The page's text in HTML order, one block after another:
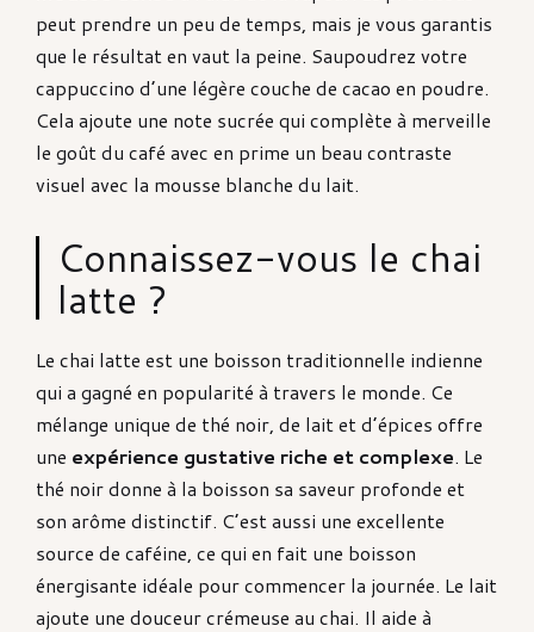
peut prendre un peu de temps, mais je vous garantis
que le résultat en vaut la peine. Saupoudrez votre
cappuccino d’une légère couche de cacao en poudre.
Cela ajoute une note sucrée qui complète à merveille
le goût du café avec en prime un beau contraste
visuel avec la mousse blanche du lait.
Connaissez-vous le chai
latte ?
Le chai latte est une boisson traditionnelle indienne
qui a gagné en popularité à travers le monde. Ce
mélange unique de thé noir, de lait et d’épices offre
une expérience gustative riche et complexe. Le
thé noir donne à la boisson sa saveur profonde et
son arôme distinctif. C’est aussi une excellente
source de caféine, ce qui en fait une boisson
énergisante idéale pour commencer la journée. Le lait
ajoute une douceur crémeuse au chai. Il aide à